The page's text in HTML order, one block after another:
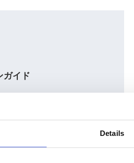
Details
ガイド